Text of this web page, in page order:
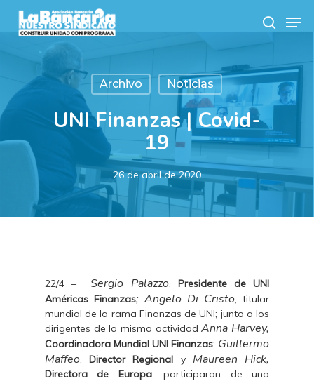
main
search
Archivo Noticias
UNI Finanzas | Covid-
19
26 de abril de 2020
22/4 –Sergio Palazzo, Presidente de UNI
Américas Finanzas; Angelo Di Cristo, titular
mundial de la rama Finanzas de UNI; junto a los
dirigentes de la misma actividadAnna Harvey,
Coordinadora Mundial UNI Finanzas; Guillermo
Maffeo,Director Regional y Maureen Hick,
Directora de Europa, participaron de una